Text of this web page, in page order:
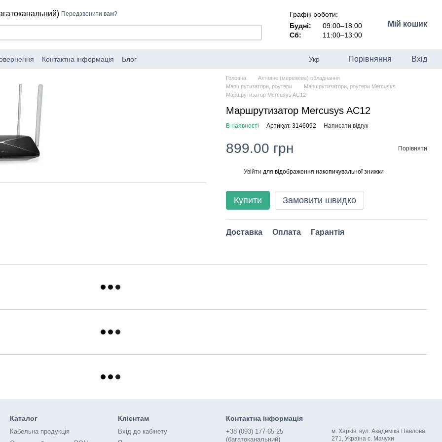
Передзвонити вам?
Графік роботи:
Будні:
09:00–18:00
Сб:
11:00–13:00
Мій кошик
Контактна інформація Блог Укр Порівняння Вхід
Головна
Активне (мережеве) обладнання
Маршрутизатори, роутери
Маршрутизатори, роутери Mercusys
Маршрутизатор Mercusys AC12
Маршрутизатор Mercusys AC12
В наявності Артикул: 3146092 Написати відгук
899.00 грн Порівняти
Увійти для відображення накопичувальної знижки
Купити Замовити швидко
Доставка Оплата Гарантія
Каталог
Кабельна продукція
Клієнтам
Вхід до кабінету
Контактна інформація
+38 (093) 177-65-25
(багатоканальний)
м. Харків, вул. Академіка Павлова
271, Україна с. Мачухи